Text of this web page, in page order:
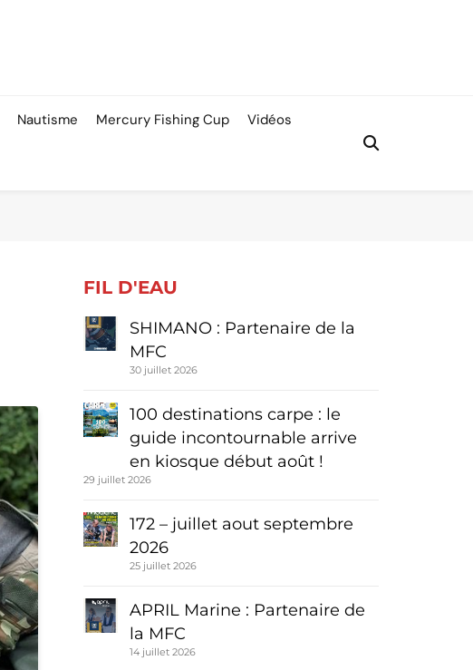
Nautisme Mercury Fishing Cup Vidéos
FIL D'EAU
SHIMANO : Partenaire de la
MFC
30 juillet 2026
100 destinations carpe : le
guide incontournable arrive
en kiosque début août !
29 juillet 2026
172 – juillet aout septembre
2026
25 juillet 2026
APRIL Marine : Partenaire de
la MFC
14 juillet 2026